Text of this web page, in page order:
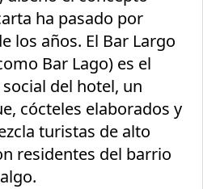
ha pasado por
los años. El Bar Largo
Bar Lago) es el
del hotel, un
cócteles elaborados y
turistas de alto
residentes del barrio